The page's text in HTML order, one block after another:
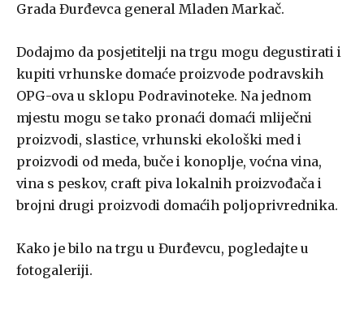
Grada Đurđevca general Mladen Markač.
Dodajmo da posjetitelji na trgu mogu degustirati i
kupiti vrhunske domaće proizvode podravskih
OPG-ova u sklopu Podravinoteke. Na jednom
mjestu mogu se tako pronaći domaći mliječni
proizvodi, slastice, vrhunski ekološki med i
proizvodi od meda, buče i konoplje, voćna vina,
vina s peskov, craft piva lokalnih proizvođača i
brojni drugi proizvodi domaćih poljoprivrednika.
Kako je bilo na trgu u Đurđevcu, pogledajte u
fotogaleriji.